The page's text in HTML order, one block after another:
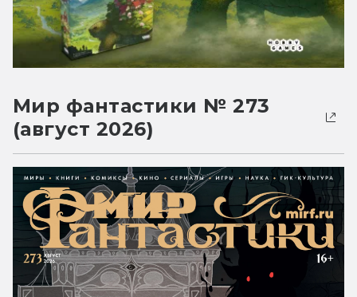
Мир фантастики № 273
(август 2026)